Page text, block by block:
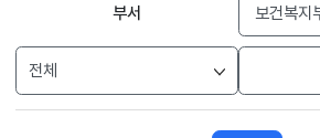
부서